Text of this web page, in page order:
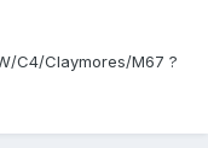
C4/Claymores/M67 ?